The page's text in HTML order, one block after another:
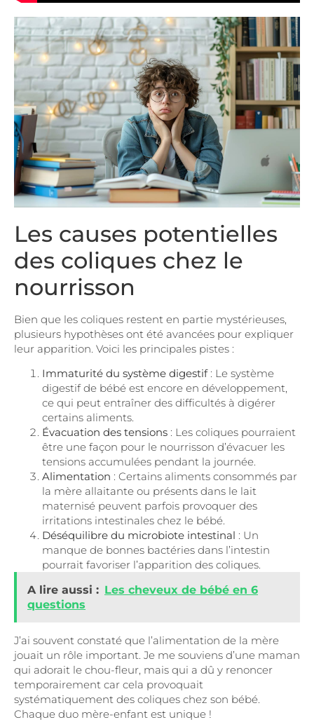
Les causes potentielles
des coliques chez le
nourrisson
Bien que les coliques restent en partie mystérieuses,
plusieurs hypothèses ont été avancées pour expliquer
leur apparition. Voici les principales pistes :
Immaturité du système digestif: Le système
digestif de bébé est encore en développement,
ce qui peut entraîner des difficultés à digérer
certains aliments.
Évacuation des tensions : Les coliques pourraient
être une façon pour le nourrisson d’évacuer les
tensions accumulées pendant la journée.
Alimentation : Certains aliments consommés par
la mère allaitante ou présents dans le lait
maternisé peuvent parfois provoquer des
irritations intestinales chez le bébé.
Déséquilibre du microbiote intestinal : Un
manque de bonnes bactéries dans l’intestin
pourrait favoriser l’apparition des coliques.
A lire aussi : Les cheveux de bébé en 6
questions
J’ai souvent constaté que l’alimentation de la mère
jouait un rôle important. Je me souviens d’une maman
qui adorait le chou-fleur, mais qui a dû y renoncer
temporairement car cela provoquait
systématiquement des coliques chez son bébé.
Chaque duo mère-enfant est unique !